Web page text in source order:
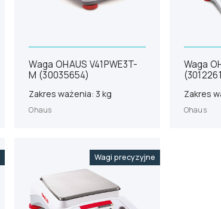
Waga OHAUS V41PWE3T-
M (30035654)
Zakres ważenia: 3 kg
Ohaus
Waga
Zakres
Ohaus
Wagi precyzyjne